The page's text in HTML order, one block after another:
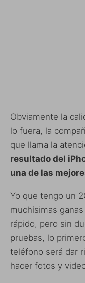
Obviamente la
lo fuera, la
que llama la
resultado del
una de las
Yo que tengo un
muchísimas
rápido, pero sin
pruebas, lo
teléfono será dar
hacer fotos y